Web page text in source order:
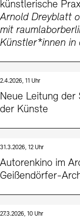
künstlerische
Arnold Dreyblatt
mit
Künstler*innen in
2.4.2026, 11 Uhr
Neue Leitung der
der Künste
31.3.2026, 12 Uhr
Autorenkino im
Geißendörfer-
27.3.2026, 10 Uhr